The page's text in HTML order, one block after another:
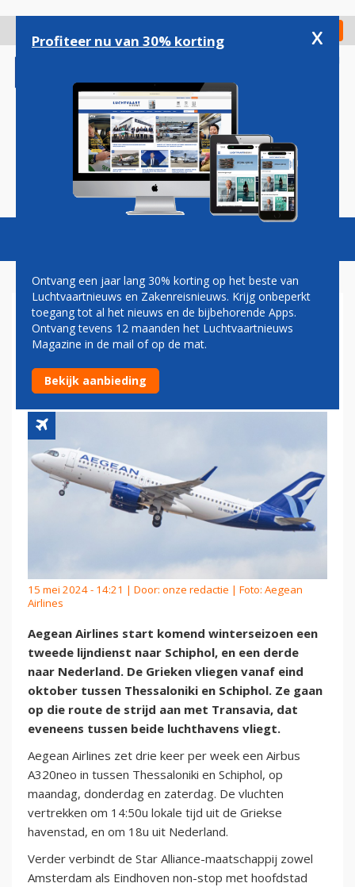
gaan
Check in
Magazine Podcasts Vacatures
AEGEAN AIRLINES START
TWEEDE LIJNDIENST NAAR
SCHIPHOL
15 mei 2024 - 14:21 | Door: onze redactie | Foto: Aegean
Airlines
Aegean Airlines start komend winterseizoen een
tweede lijndienst naar Schiphol, en een derde
naar Nederland. De Grieken vliegen vanaf eind
oktober tussen Thessaloniki en Schiphol. Ze gaan
op die route de strijd aan met Transavia, dat
eveneens tussen beide luchthavens vliegt.
Aegean Airlines zet drie keer per week een Airbus
A320neo in tussen Thessaloniki en Schiphol, op
maandag, donderdag en zaterdag. De vluchten
vertrekken om 14:50u lokale tijd uit de Griekse
havenstad, en om 18u uit Nederland.
Verder verbindt de Star Alliance-maatschappij zowel
Amsterdam als Eindhoven non-stop met hoofdstad
Profiteer nu van 30% korting x
Ontvang een jaar lang 30% korting op het beste van
Luchtvaartnieuws en Zakenreisnieuws. Krijg onbeperkt
toegang tot al het nieuws en de bijbehorende Apps.
Ontvang tevens 12 maanden het Luchtvaartnieuws
Magazine in de mail of op de mat.
Bekijk aanbieding